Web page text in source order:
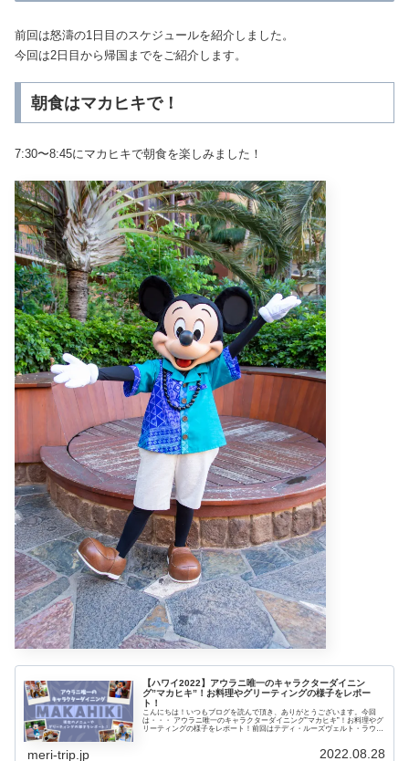
前回は怒濤の1日目のスケジュールを紹介しました。
今回は2日目から帰国までをご紹介します。
朝食はマカヒキで！
7:30〜8:45にマカヒキで朝食を楽しみました！
【ハワイ2022】アウラニ唯一のキャラクターダイニン
グ”マカヒキ”！お料理やグリーティングの様子をレポー
ト！
こんにちは！いつもブログを読んで頂き、ありがとうございます。今回
は・・・ アウラニ唯一のキャラクターダイニング”マカヒキ”！お料理やグ
リーティングの様子をレポート！前回はテディ・ルーズヴェルト・ラウン
meri-trip.jp 2022.08.28